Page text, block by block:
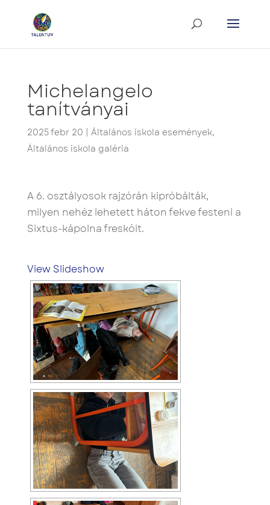
Michelangelo
tanítványai
2025 febr 20 Általános iskola események,
Általános iskola galéria
A 6. osztályosok rajzórán kipróbálták,
milyen nehéz lehetett háton fekve festeni a
Sixtus-kápolna freskóit.
View Slideshow